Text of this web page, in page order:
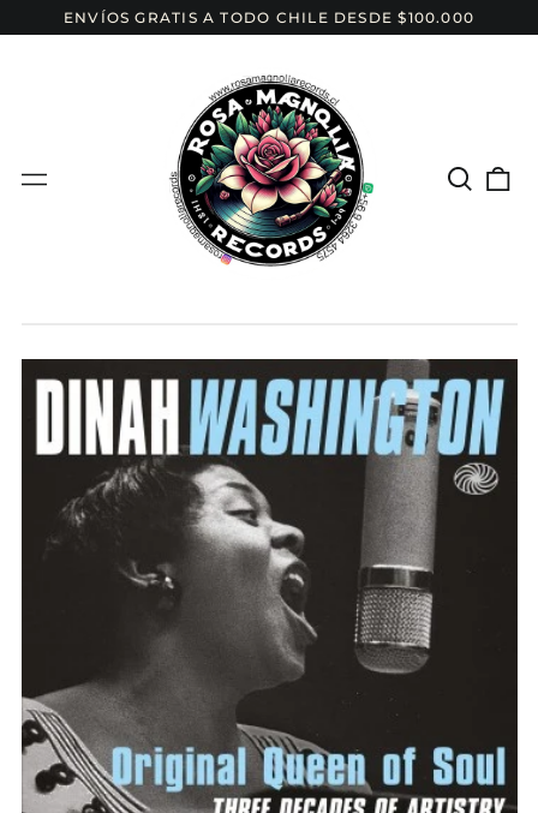
ENVÍOS GRATIS A TODO CHILE DESDE $100.000
Menú Buscar